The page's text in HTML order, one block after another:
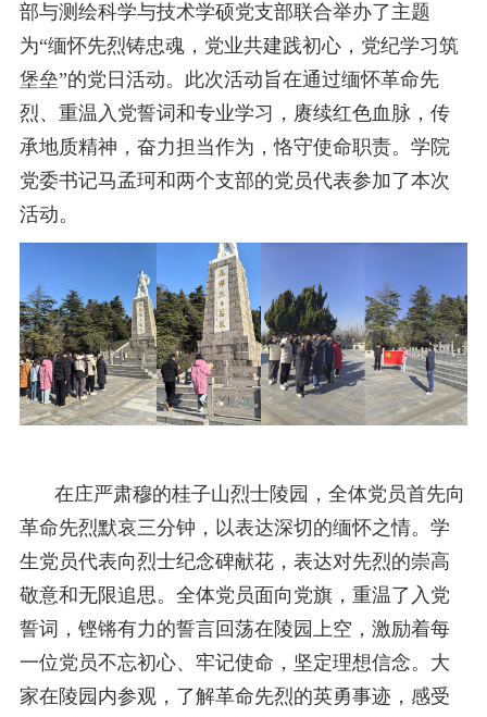
河海大学首页 旧版入口 EN
部与测绘科学与技术学硕党支部联合举办了主题
为“缅怀先烈铸忠魂，党业共建践初心，党纪学习筑
堡垒”的党日活动。此次活动旨在通过缅怀革命先
烈、重温入党誓词和专业学习， 赓续红色血脉，传
承地质精神，奋力担当作为，恪守使命职责。学院
党委书记马孟珂和两个支部的党员代表参加了本次
活动。
在庄严肃穆的桂子山烈士陵园 ， 全体党员首先向
革命先烈默哀三分钟，以表达深切的缅怀之情。 学
生党员代表向烈士纪念碑献花，表达对先烈的崇高
敬意和无限追思。全体党员面向党旗，重温了入党
誓词 ， 铿锵有力的誓言回荡在陵园上空，激励着每
一位党员不忘初心、牢记使命，坚定理想信念。大
家在陵园内参观，了解革命先烈的英勇事迹，感受